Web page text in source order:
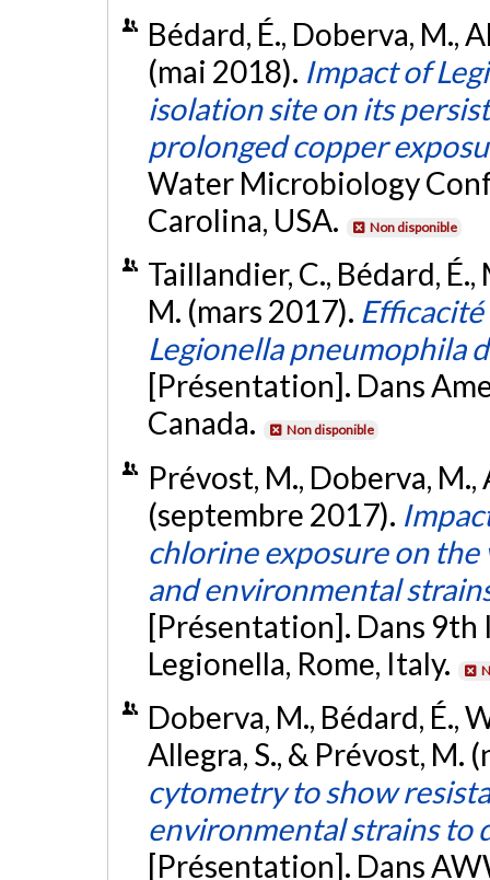
Bédard, É., Doberva, M.,
(mai 2018). Impact of
isolation site on its
prolonged copper
Water Microbiology
Carolina, USA.
Non disponible
Taillandier, C., Bédard,
M. (mars 2017).
Legionella pneumophila
[Présentation]. Dans
Canada.
Non disponible
Prévost, M., Doberva, M.,
(septembre 2017).
chlorine exposure on
and environmental
[Présentation]. Dans
Legionella, Rome, Italy.
Doberva, M., Bédard, É.,
Allegra, S., & Prévost, M.
cytometry to show
environmental strains to
[Présentation]. Dans